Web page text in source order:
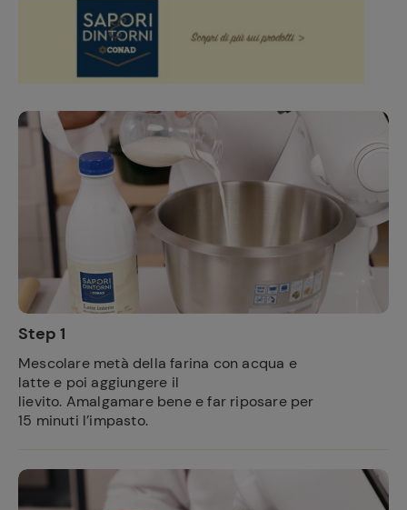
Step 1
Mescolare metà della farina con acqua e
latte e poi aggiungere il
lievito. Amalgamare bene e far riposare per
15 minuti l’impasto.